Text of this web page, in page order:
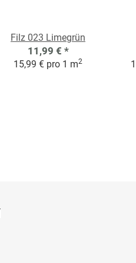
Filz 023 Limegrün
11,99 € *
15,99 € pro 1 m2